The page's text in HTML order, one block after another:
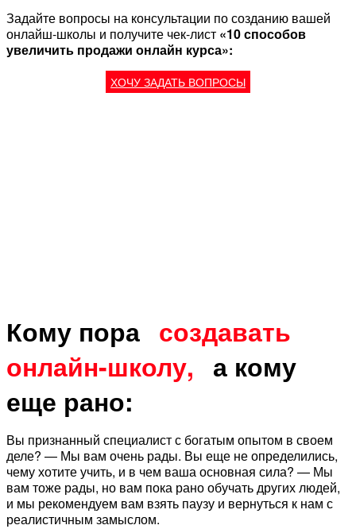
Задайте вопросы на консультации по созданию вашей
онлайш-школы и получите чек-лист «10 способов
увеличить продажи онлайн курса»:
ХОЧУ ЗАДАТЬ ВОПРОСЫ
Кому пора создавать
онлайн-школу, а кому
еще рано:
Вы признанный специалист с богатым опытом в своем
деле? — Мы вам очень рады. Вы еще не определились,
чему хотите учить, и в чем ваша основная сила? — Мы
вам тоже рады, но вам пока рано обучать других людей,
и мы рекомендуем вам взять паузу и вернуться к нам с
реалистичным замыслом.